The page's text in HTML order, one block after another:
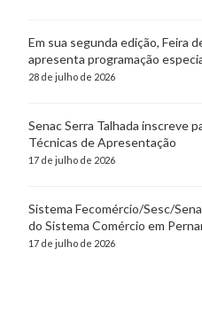
Em sua segunda edição, Feira
apresenta programação
28 de julho de 2026
Senac Serra Talhada inscreve
Técnicas de Apresentação
17 de julho de 2026
Sistema Fecomércio/Sesc/
do Sistema Comércio em
17 de julho de 2026